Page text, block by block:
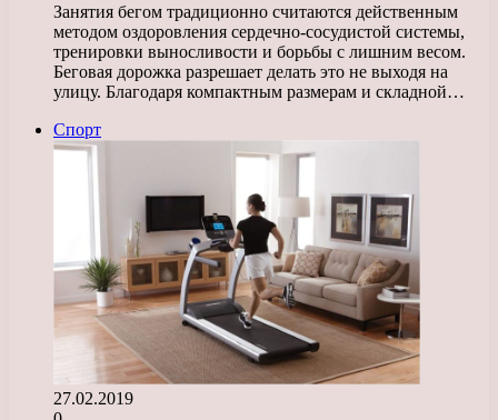
Занятия бегом традиционно считаются действенным
методом оздоровления сердечно-сосудистой системы,
тренировки выносливости и борьбы с лишним весом.
Беговая дорожка разрешает делать это не выходя на
улицу. Благодаря компактным размерам и складной…
Спорт
27.02.2019